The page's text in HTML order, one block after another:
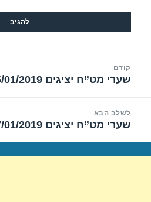
קודם
הפוסט
שערי מט”ח יציגים 15/01/2019
לשלב הבא
הפוסט
שערי מט”ח יציגים 17/01/2019